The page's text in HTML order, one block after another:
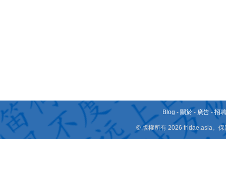
Blog - 關於 - 廣告 -招
© 版權所有 2026 fridae.asia。